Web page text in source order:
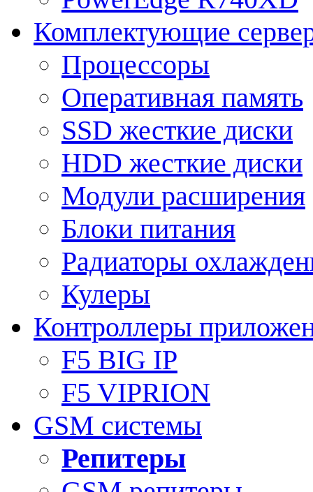
Комплектующие
Процессоры
Оперативная память
SSD жесткие диски
HDD жесткие диски
Модули расширения
Блоки питания
Радиаторы
Кулеры
Контроллеры
F5 BIG IP
F5 VIPRION
GSM системы
Репитеры